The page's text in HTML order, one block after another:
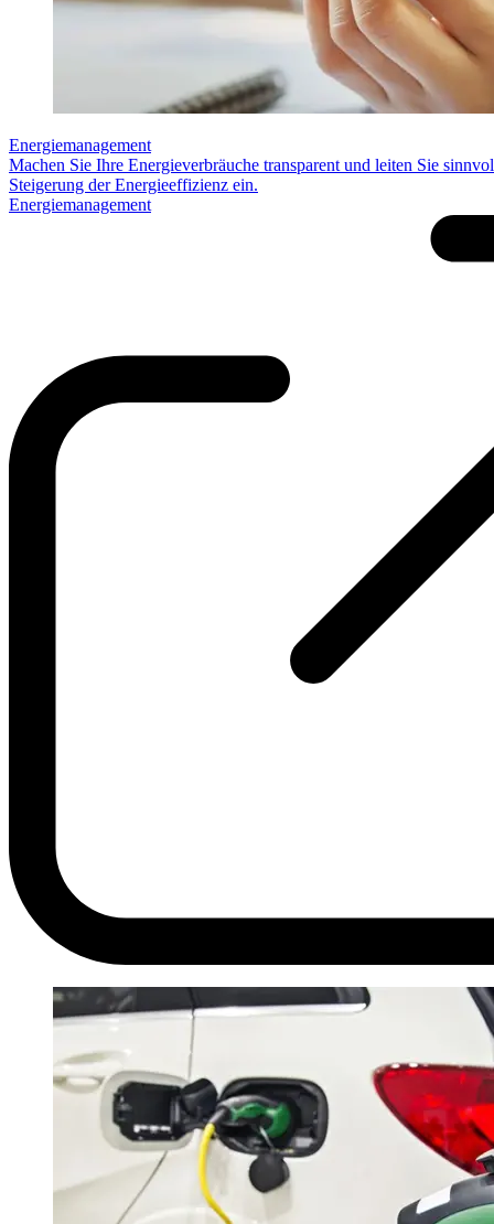
Energiemanagement
Machen Sie Ihre Energieverbräuche transparent und leiten Sie
Steigerung der Energieeffizienz ein.
Energiemanagement